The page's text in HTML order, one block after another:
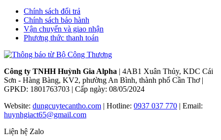
Chính sách đổi trả
Chính sách bảo hành
Vận chuyển và giao nhận
Phương thức thanh toán
Công ty TNHH Huỳnh Gia Alpha | 4AB1 Xuân Thủy, KDC Cái
Sơn - Hàng Bàng, KV2, phường An Bình, thành phố Cần Thơ |
GPKD: 1801763703 | Cấp ngày: 08/05/2024
Website: dungcuytecantho.com | Hotline: 0937 037 770 | Email:
huynhgiact65@gmail.com
Liện hệ Zalo